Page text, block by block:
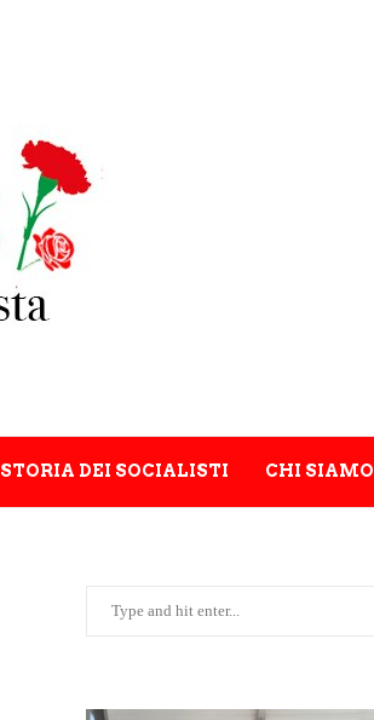
STORIA DEI SOCIALISTI CHI SIAMO